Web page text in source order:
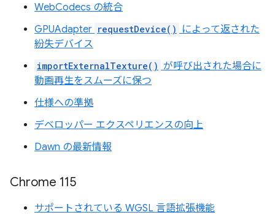
WebCodecs の統合
GPUAdapter requestDevice()
によって返された
紛失デバイス
importExternalTexture() が呼び出された場合に
動画再生をスムーズに保つ
仕様への準拠
デベロッパー エクスペリエンスの向上
Dawn の最新情報
Chrome 115
サポートされている WGSL 言語拡張機能